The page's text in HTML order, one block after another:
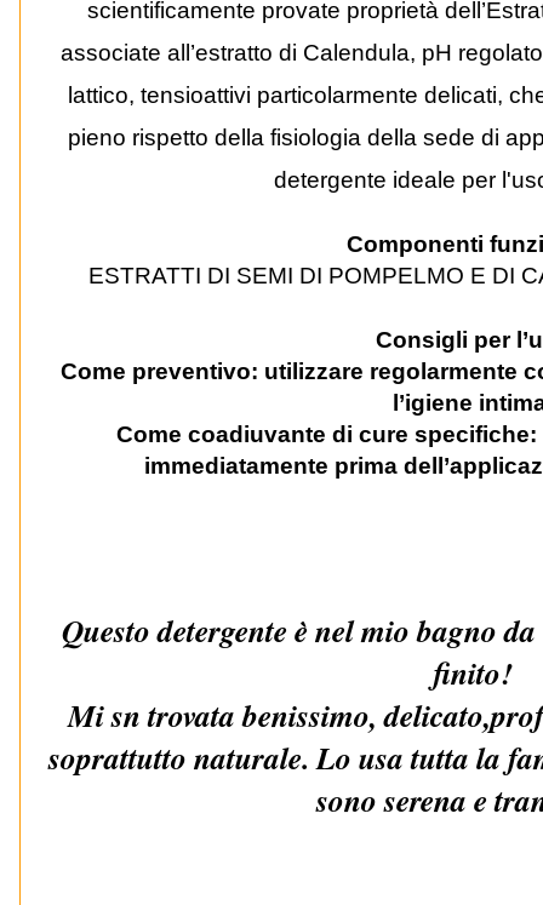
scientificamente provate proprietà
associate all’estratto di Calendula, pH
lattico, tensioattivi particolarmente delicati,
pieno rispetto della fisiologia della sede di
detergente ideale per
Componenti
ESTRATTI DI SEMI DI POMPELMO E DI
Consigli per
Come preventivo: utilizzare regolarmente
l’igiene
Come coadiuvante di cure specifiche:
immediatamente prima
Questo detergente è nel mio bagno
finito!
Mi sn trovata benissimo,
soprattutto naturale. Lo usa tutta la
sono serena e